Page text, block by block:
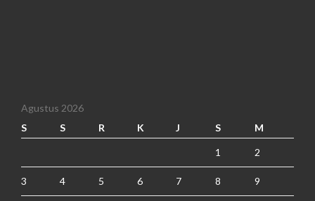
Agustus 2026
S
S R K J S M
1 2
3 4 5 6 7 8 9